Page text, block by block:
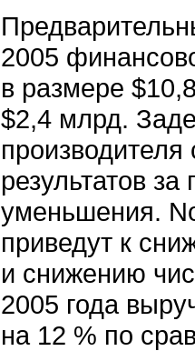
2005
в размере
$2,4 млрд.
результатов
уменьшения.
приведут к
и снижению
2005 года
на 12 % по